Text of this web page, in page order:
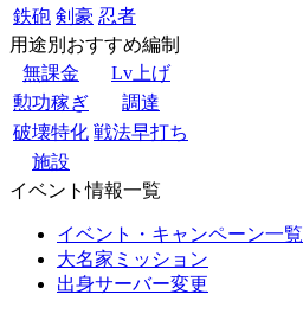
鉄砲 剣豪 忍者
用途別おすすめ編制
無課金
Lv上げ
勲功稼ぎ
調達
破壊特化 戦法早打ち
施設
イベント情報一覧
イベント・キャンペーン一覧
大名家ミッション
出身サーバー変更